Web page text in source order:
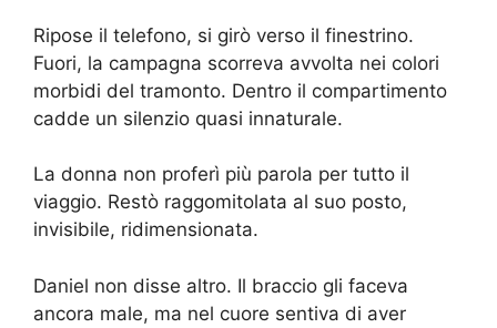
Ripose il telefono, si girò verso il finestrino.
Fuori, la campagna scorreva avvolta nei colori
morbidi del tramonto. Dentro il compartimento
cadde un silenzio quasi innaturale.
La donna non proferì più parola per tutto il
viaggio. Restò raggomitolata al suo posto,
invisibile, ridimensionata.
Daniel non disse altro. Il braccio gli faceva
ancora male, ma nel cuore sentiva di aver